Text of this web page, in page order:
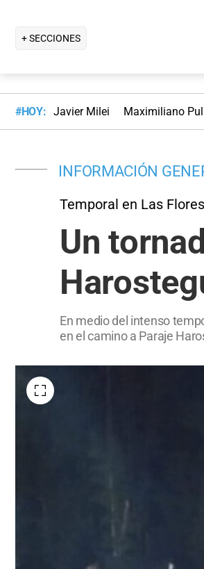
+ SECCIONES
#HOY: Javier Milei Maximiliano
INFORMACIÓN
Temporal en Las Flores
Un
En medio del intenso
en el camino a Paraje